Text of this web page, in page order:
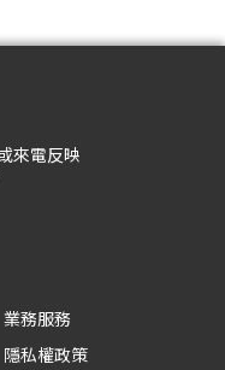
來電反映
業務服務
隱私權政策